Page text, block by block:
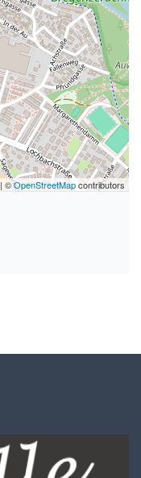
| ©OpenStreetMapcontributors